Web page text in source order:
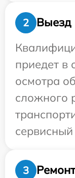
2
Выезд
приедет в
осмотра
сложного
3